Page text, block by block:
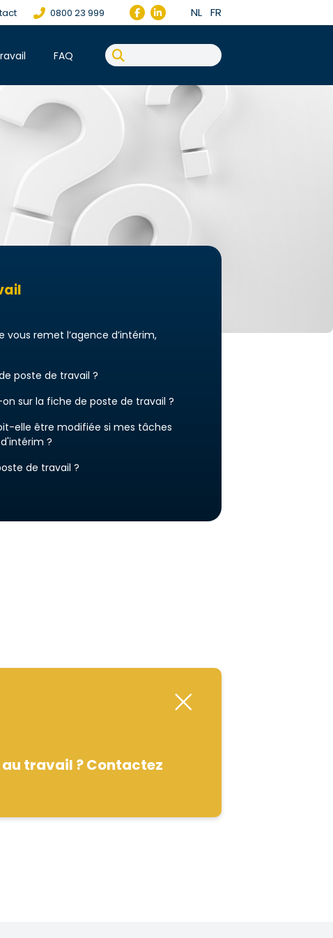
0800 23 999 NL FR
FAQ
remet l’agence d’intérim,
poste de travail ?
sur la fiche de poste de travail ?
elle être modifiée si mes tâches
?
de travail ?
travail ? Contactez